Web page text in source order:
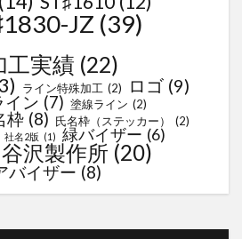
JZ (39)
実績 (22)
ライン特殊加工 (2) ロゴ (9)
イン (7) 塗線ライン (2)
枠 (8) 氏名枠（ステッカー） (2)
社名2版 (1) 緑バイザー (6)
谷沢製作所 (20)
バイザー (8)